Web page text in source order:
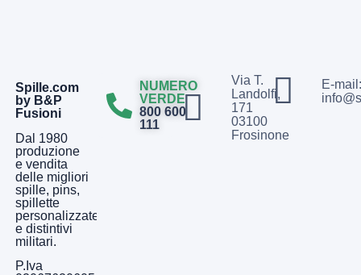
Spille.com
by B&P
Fusioni
Dal 1980
produzione
e vendita
delle migliori
spille, pins,
spillette
personalizzate
e distintivi
militari.
P.Iva
NUMERO
VERDE
800 600
111
Via T.
Landolfi,
171
03100
Frosinone
E-mail: